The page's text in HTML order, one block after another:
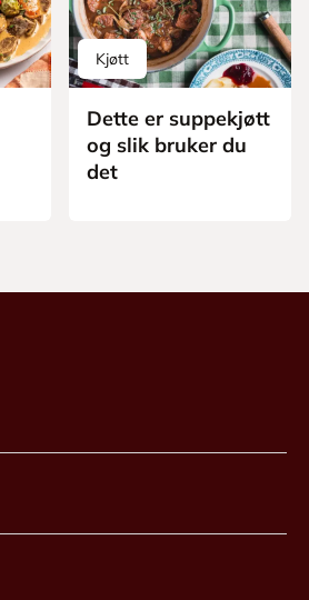
Kjøtt
Dette er suppekjøtt
og slik bruker du
det